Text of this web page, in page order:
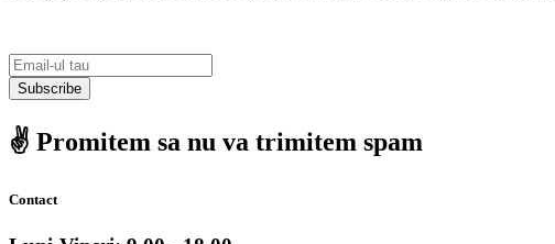
Subscribe
✌️ Promitem sa nu va trimitem spam
Contact